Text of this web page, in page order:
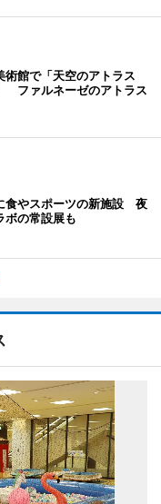
術館で「天空のアトラス
ファルネーゼのアトラス
食やスポーツの新施設 夜
ボの常設展も